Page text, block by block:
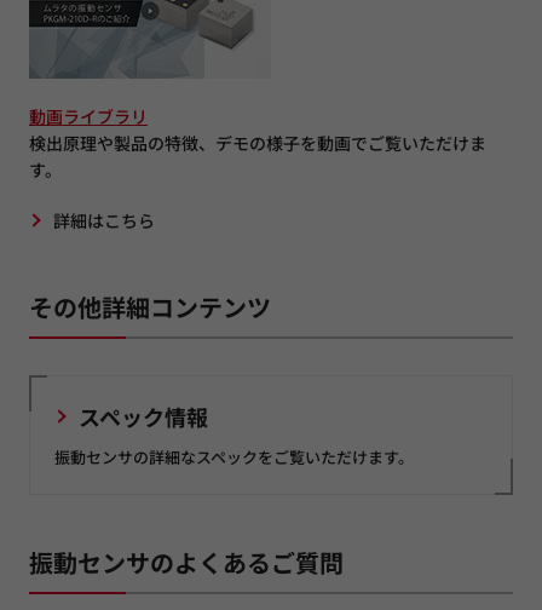
動画ライブラリ
検出原理や製品の特徴、デモの様子を動画でご覧いただけま
す。
詳細はこちら
その他詳細コンテンツ
スペック情報
振動センサの詳細なスペックをご覧いただけます。
振動センサのよくあるご質問